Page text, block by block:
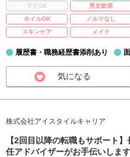
学生OK
男女歓迎
ネイルOK
ノルマなし
スキンケア
メイク
履歴書・職務経歴書添削あり
気になる
株式会社アイスタイルキャリア
【2回目以降の転職もサポート
任アドバイザーがお手伝いしま